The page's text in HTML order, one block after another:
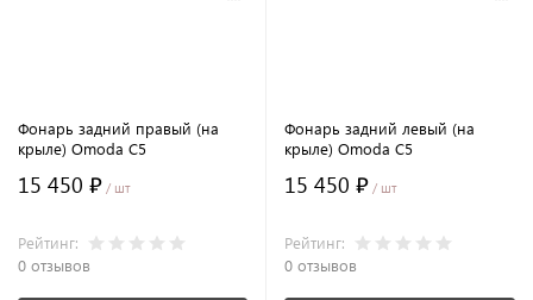
Фонарь задний правый (на
крыле) Omoda C5
15 450 ₽ / шт
Рейтинг:
0 отзывов
Фонарь задний левый (на
крыле) Omoda C5
15 450 ₽ / шт
Рейтинг:
0 отзывов